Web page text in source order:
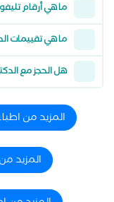
ما هي أرقام
ما هي تقييمات
هل الحجز مع
المزيد من
المزيد